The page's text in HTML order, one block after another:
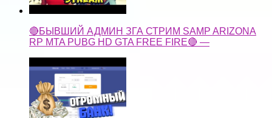
🔴БЫВШИЙ АДМИН ЗГА СТРИМ SAMP ARIZONA
RP MTA PUBG HD GTA FREE FIRE🔴 —